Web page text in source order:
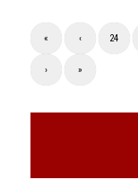
« ‹ 24
› »